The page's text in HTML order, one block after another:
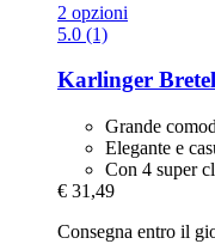
2 opzioni
5.0 (1)
Karlinger
Grande
Elegante e
Con 4 super
€ 31,49
Consegna entro il